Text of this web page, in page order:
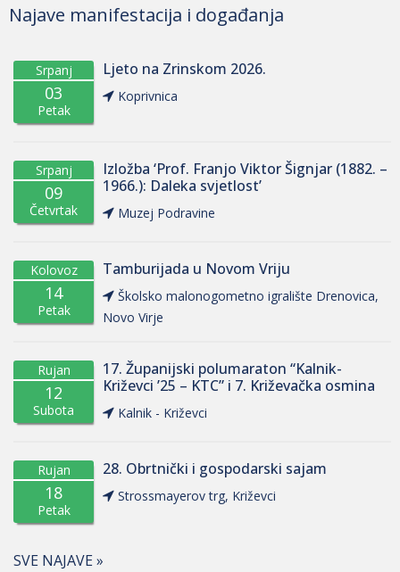
Najave manifestacija i događanja
Srpanj
03
Petak
Ljeto na Zrinskom 2026.
Koprivnica
Srpanj
09
Četvrtak
Izložba ‘Prof. Franjo Viktor Šignjar (1882. –
1966.): Daleka svjetlost’
Muzej Podravine
Kolovoz
14
Petak
Tamburijada u Novom Vriju
Školsko malonogometno igralište Drenovica,
Novo Virje
Rujan
12
Subota
17. Županijski polumaraton “Kalnik-
Križevci ’25 – KTC” i 7. Križevačka osmina
Kalnik - Križevci
Rujan
18
Petak
28. Obrtnički i gospodarski sajam
Strossmayerov trg, Križevci
SVE NAJAVE »